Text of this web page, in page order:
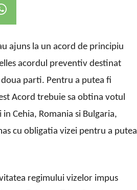
ajuns la un acord de principiu
acordul preventiv destinat
parti. Pentru a putea fi
Acord trebuie sa obtina votul
Cehia, Romania si Bulgaria,
cu obligatia vizei pentru a putea
regimului vizelor impus